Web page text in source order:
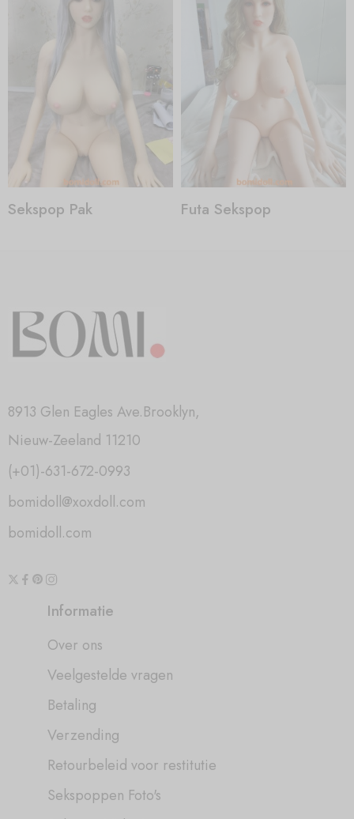
Sekspop Pak Futa Sekspop
8913 Glen Eagles Ave.Brooklyn,
Nieuw-Zeeland 11210
(+01)-631-672-0993
bomidoll@xoxdoll.com
bomidoll.com
Informatie
Over ons
Veelgestelde vragen
Betaling
Verzending
Retourbeleid voor restitutie
Sekspoppen Foto's